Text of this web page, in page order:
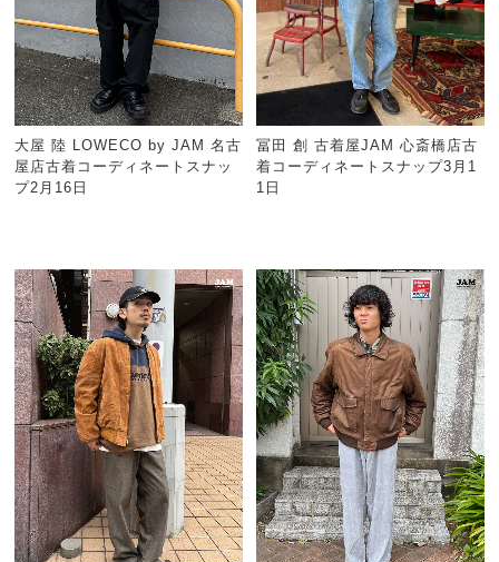
大屋 陸 LOWECO by JAM 名古
屋店古着コーディネートスナッ
プ2月16日
冨田 創 古着屋JAM 心斎橋店古
着コーディネートスナップ3月1
1日